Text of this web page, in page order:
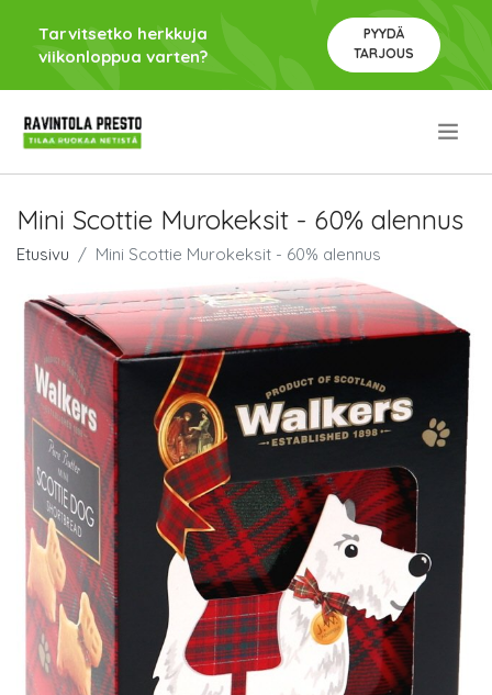
Tarvitsetko herkkuja
viikonloppua varten?
PYYDÄ
TARJOUS
Mini Scottie Murokeksit - 60% alennus
Etusivu Mini Scottie Murokeksit - 60% alennus